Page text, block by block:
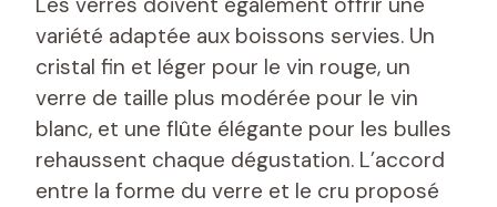
variété adaptée aux boissons servies. Un
cristal fin et léger pour le vin rouge, un
verre de taille plus modérée pour le vin
blanc, et une flûte élégante pour les bulles
rehaussent chaque dégustation. L’accord
entre la forme du verre et le cru proposé